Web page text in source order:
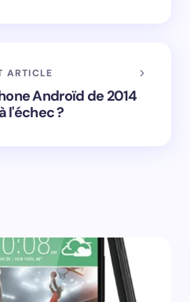
ARTICLE
Androïd de 2014
l'échec ?